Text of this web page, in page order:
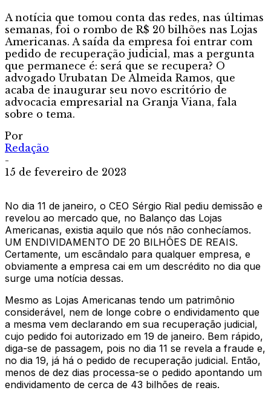
A notícia que tomou conta das redes, nas últimas
semanas, foi o rombo de R$ 20 bilhões nas Lojas
Americanas. A saída da empresa foi entrar com
pedido de recuperação judicial, mas a pergunta
que permanece é: será que se recupera? O
advogado Urubatan De Almeida Ramos, que
acaba de inaugurar seu novo escritório de
advocacia empresarial na Granja Viana, fala
sobre o tema.
Por
Redação
-
15 de fevereiro de 2023
No dia 11 de janeiro, o CEO Sérgio Rial pediu demissão e
revelou ao mercado que, no Balanço das Lojas
Americanas, existia aquilo que nós não conhecíamos.
UM ENDIVIDAMENTO DE 20 BILHÕES DE REAIS.
Certamente, um escândalo para qualquer empresa, e
obviamente a empresa cai em um descrédito no dia que
surge uma notícia dessas.
Mesmo as Lojas Americanas tendo um patrimônio
considerável, nem de longe cobre o endividamento que
a mesma vem declarando em sua recuperação judicial,
cujo pedido foi autorizado em 19 de janeiro. Bem rápido,
diga-se de passagem, pois no dia 11 se revela a fraude e,
no dia 19, já há o pedido de recuperação judicial. Então,
menos de dez dias processa-se o pedido apontando um
endividamento de cerca de 43 bilhões de reais.